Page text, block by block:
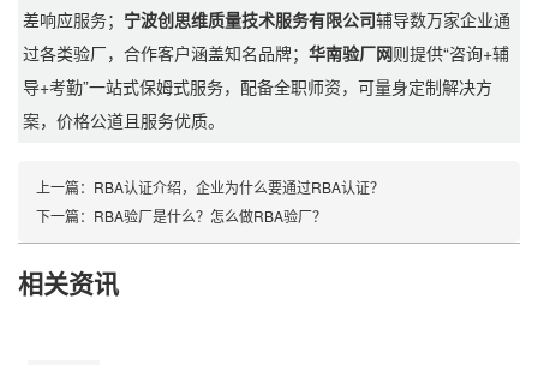
差响应服务； 宁波创思维质量技术服务有限公司辅导数万家企业通
过各类验厂，合作客户涵盖知名品牌；华南验厂网则提供“咨询+辅
导+考勤”一站式保姆式服务，配备全职师资，可量身定制解决方
案，价格公道且服务优质。
上一篇： RBA认证介绍，企业为什么要通过RBA认证？
下一篇： RBA验厂是什么？怎么做RBA验厂？
相关资讯